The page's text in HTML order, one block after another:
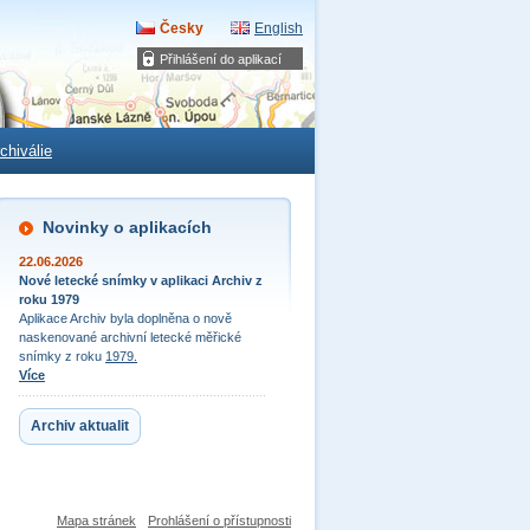
Přihlášení do aplikací
Česky English
Novinky o aplikacích
22.06.2026
Nové letecké snímky v aplikaci Archiv z
roku 1979
Aplikace Archiv byla doplněna o nově
naskenované archivní letecké měřické
snímky z roku 1979.
Více
Archiv aktualit
Mapa stránek Prohlášení o přístupnosti